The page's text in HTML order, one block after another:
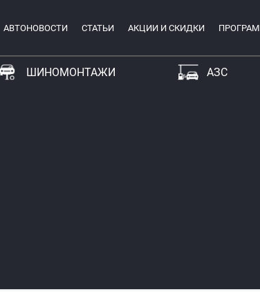
АВТОНОВОСТИ СТАТЬИ АКЦИИ И СКИДКИ
ШИНОМОНТАЖИ АЗС